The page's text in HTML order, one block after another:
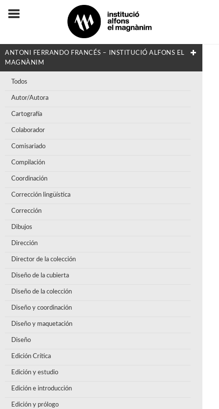
ANTONI FERRANDO FRANCÉS – INSTITUCIÓ ALFONS EL
MAGNÀNIM
Todos
Autor/Autora
Cartografía
Colaborador
Comisariado
Compilación
Coordinación
Corrección lingüística
Corrección
Dibujos
Dirección
Director de la colección
Diseño de la cubierta
Diseño de la colección
Diseño y coordinación
Diseño y maquetación
Diseño
Edición Crítica
Edición y estudio
Edición e introducción
Edición y prólogo